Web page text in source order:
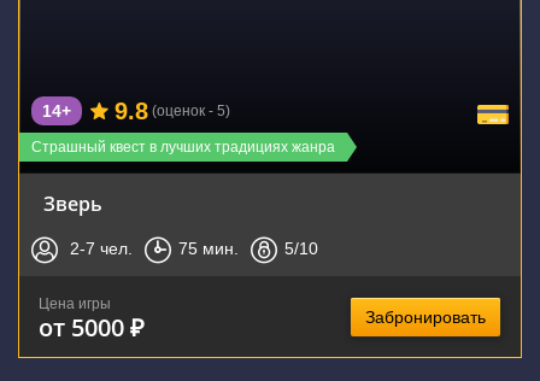
Страшный квест в лучших традициях жанра
14+ 9.8 (оценок - 5)
Зверь
2-7 чел. 75 мин. 5/10
Цена игры
от 5000 ₽ Забронировать